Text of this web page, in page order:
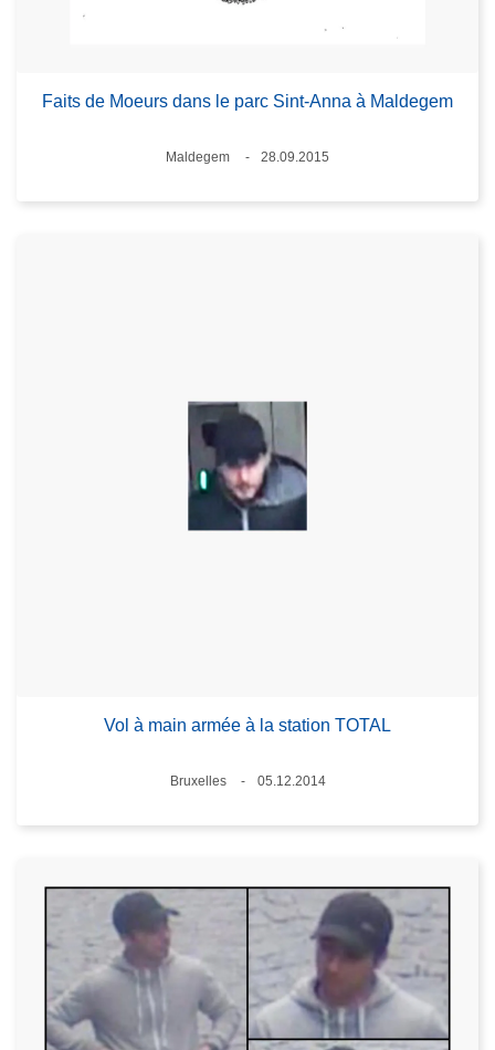
Faits de Moeurs dans le parc Sint-Anna à Maldegem
Lieux
Maldegem
28.09.2015
Vol à main armée à la station TOTAL
Lieux
Bruxelles
05.12.2014